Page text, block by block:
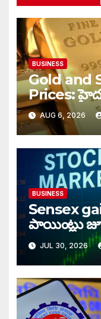
BUSINESS
Gold and
Prices:
పెరిగిన
AUG 6, 2026
BUSINESS
Sensex
పాయింట్లు
JUL 30, 2026